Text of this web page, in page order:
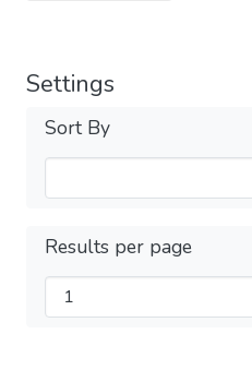
Settings
Sort By
Results per page